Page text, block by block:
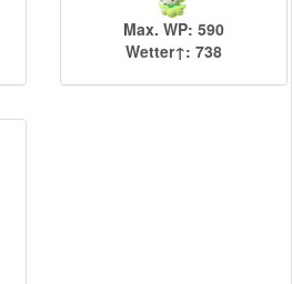
Max. WP: 590
Wetter↑: 738